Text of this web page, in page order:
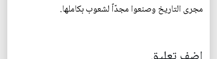
مجرى التاريخ وصنعوا مجدّاً لشعوب بكاملها.